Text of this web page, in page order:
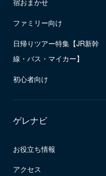
宿おまかせ
ファミリー向け
日帰りツアー特集【JR新幹
線・バス・マイカー】
初心者向け
ゲレナビ
お役立ち情報
アクセス